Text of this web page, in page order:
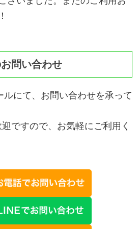
問い合わせ
ルにて、お問い合わせを承って
ですので、お気軽にご利用く